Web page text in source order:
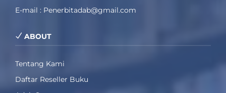
E-mail : Penerbitadab@gmail.com
ABOUT
Tentang Kami
Daftar Reseller Buku